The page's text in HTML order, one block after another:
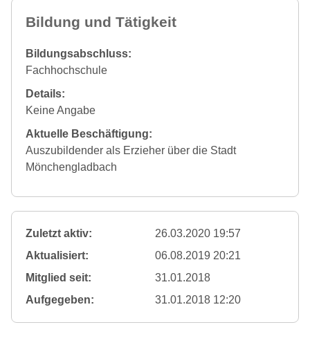
Bildung und Tätigkeit
Bildungsabschluss:
Fachhochschule
Details:
Keine Angabe
Aktuelle Beschäftigung:
Auszubildender als Erzieher über die Stadt
Mönchengladbach
Zuletzt aktiv:
26.03.2020 19:57
Aktualisiert:
06.08.2019 20:21
Mitglied seit:
31.01.2018
Aufgegeben:
31.01.2018 12:20